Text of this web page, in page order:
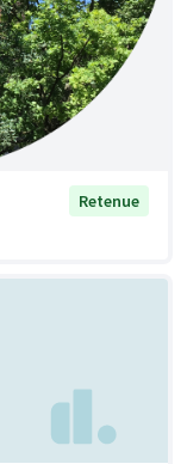
Retenue